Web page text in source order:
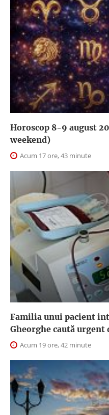
Horoscop 8-9 august
weekend)
Acum 17 ore, 43 minute
Familia unui pacient
Gheorghe caută
Acum 19 ore, 42 minute